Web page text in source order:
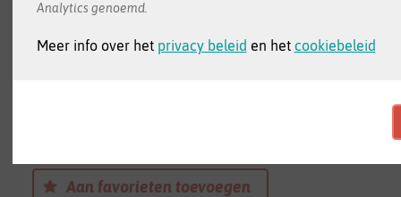
Analytics genoemd.
Meer info over het privacy beleid en het cookiebeleid
Aan favorieten toevoegen